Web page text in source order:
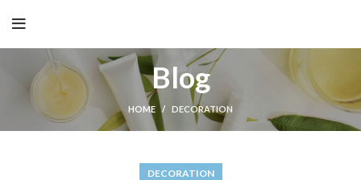
Blog
HOME DECORATION
DECORATION